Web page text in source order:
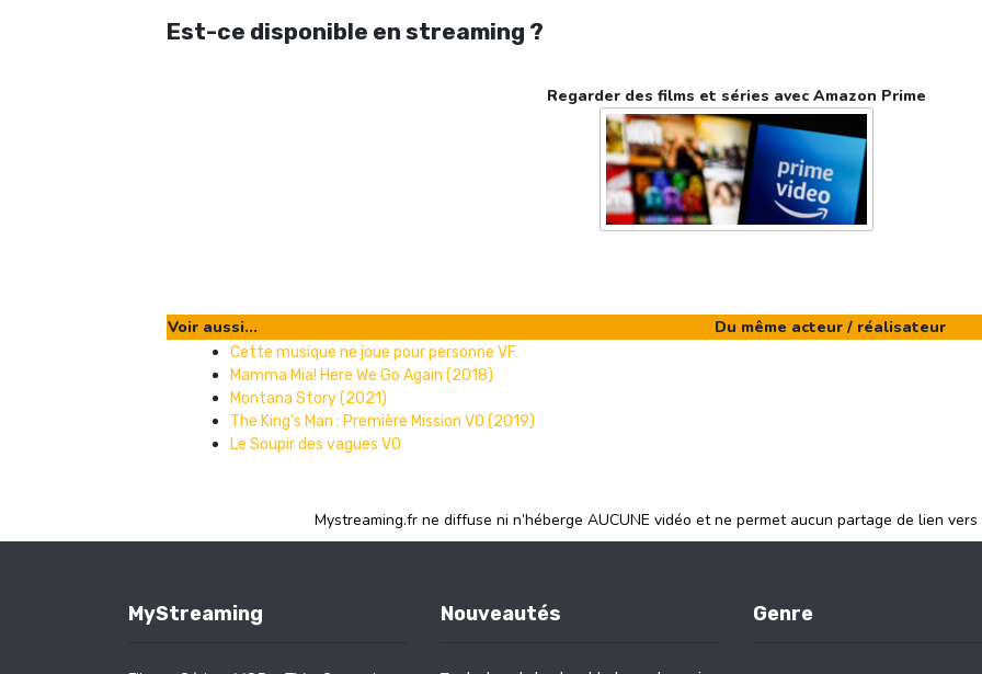
Est-ce disponible en streaming ?
Regarder des films et séries avec Amazon Prime
Voir aussi... Du même acteur / réalisateur
Cette musique ne joue pour personne VF
Mamma Mia! Here We Go Again (2018)
Montana Story (2021)
The King’s Man : Première Mission VO (2019)
Le Soupir des vagues VO
Mystreaming.fr ne diffuse ni n’héberge AUCUNE vidéo et ne permet aucun partage de lien
MyStreaming Nouveautés Genre